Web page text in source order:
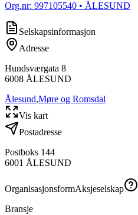
Org.nr: 997105540 • ÅLESUND
Selskapsinformasjon
Adresse
Hundsværgata 8
6008 ÅLESUND
Ålesund,Møre og Romsdal
Vis kart
Postadresse
Postboks 144
6001 ÅLESUND
OrganisasjonsformAksjeselskap
Bransje